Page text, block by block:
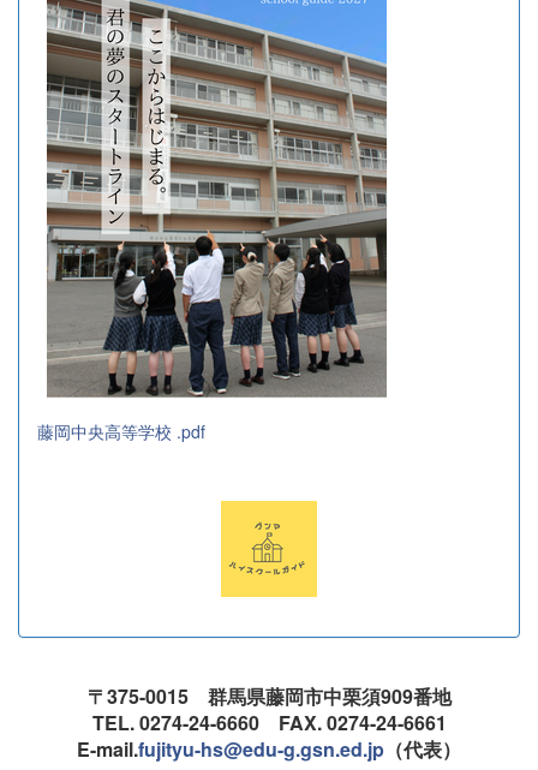
藤岡中央高等学校 .pdf
〒375-0015 群馬県藤岡市中栗須909番地
TEL. 0274-24-6660 FAX. 0274-24-6661
E-mail.fujityu-hs@edu-g.gsn.ed.jp （代表）